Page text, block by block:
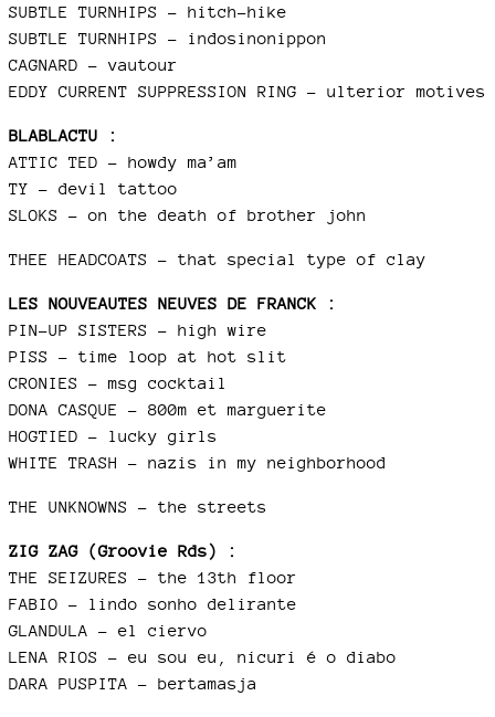
SUBTLE TURNHIPS – hitch-hike
SUBTLE TURNHIPS – indosinonippon
CAGNARD – vautour
EDDY CURRENT SUPPRESSION RING – ulterior motives
BLABLACTU :
ATTIC TED – howdy ma’am
TY – devil tattoo
SLOKS – on the death of brother john
THEE HEADCOATS – that special type of clay
LES NOUVEAUTES NEUVES DE FRANCK :
PIN-UP SISTERS – high wire
PISS – time loop at hot slit
CRONIES – msg cocktail
DONA CASQUE – 800m et marguerite
HOGTIED – lucky girls
WHITE TRASH – nazis in my neighborhood
THE UNKNOWNS – the streets
ZIG ZAG (Groovie Rds) :
THE SEIZURES – the 13th floor
FABIO – lindo sonho delirante
GLANDULA – el ciervo
LENA RIOS – eu sou eu, nicuri é o diabo
DARA PUSPITA – bertamasja